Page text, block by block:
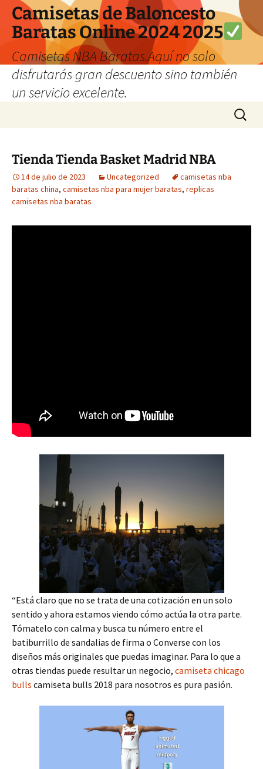
Camisetas de Baloncesto
Baratas Online 2024 2025
Camisetas NBA Baratas.Aquí no solo
disfrutarás gran descuento sino también
un servicio excelente.
Buscar:
Tienda Tienda Basket Madrid NBA
14 de julio de 2023 Uncategorized
camisetas nba
baratas china, camisetas nba para mujer baratas, replicas
camisetas nba baratas
“Está claro que no se trata de una cotización en un solo
sentido y ahora estamos viendo cómo actúa la otra parte.
Tómatelo con calma y busca tu número entre el
batiburrillo de sandalias de firma o Converse con los
diseños más originales que puedas imaginar. Para lo que a
otras tiendas puede resultar un negocio, camiseta chicago
bulls camiseta bulls 2018 para nosotros es pura pasión.